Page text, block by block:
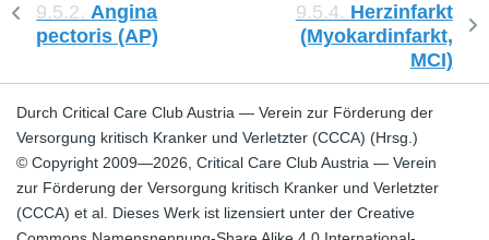
9.5.2.Angina
pectoris (AP)
9.5.4. Herzinfarkt
(Myokardinfarkt,
MCI)
Durch Critical Care Club Austria — Verein zur Förderung der
Versorgung kritisch Kranker und Verletzter (CCCA) (Hrsg.)
© Copyright 2009—2026, Critical Care Club Austria — Verein
zur Förderung der Versorgung kritisch Kranker und Verletzter
(CCCA) et al. Dieses Werk ist lizensiert unter der Creative